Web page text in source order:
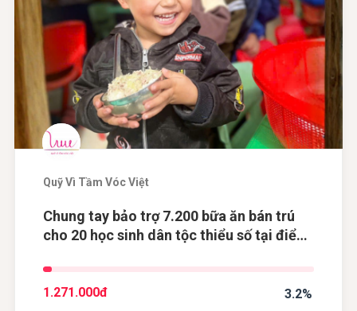
Quỹ Vì Tầm Vóc Việt
Chung tay bảo trợ 7.200 bữa ăn bán trú
cho 20 học sinh dân tộc thiểu số tại điểm
3.2%
1.271.000đ